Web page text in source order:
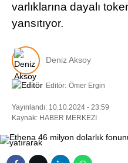
varlıklarına dayalı
yansıtıyor.
Deniz Aksoy
Editör: Ömer Ergin
Yayınlandı: 10.10.2024 - 23:59
Kaynak: HABER MERKEZI